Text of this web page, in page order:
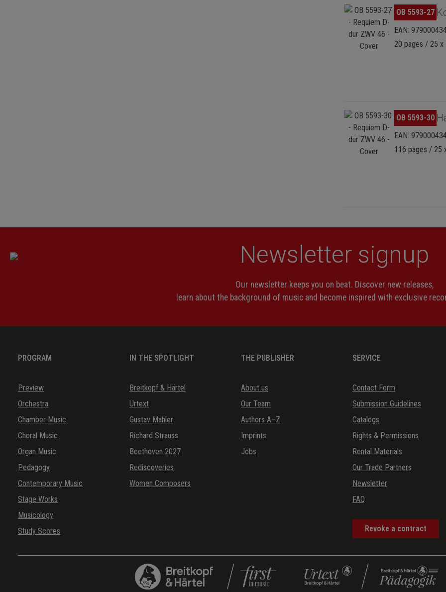
Skip image galleryOB 5593-27
EAN:
20 pages / 25
Skip image galleryOB 5593-30
EAN:
116 pages / 25
Newsletter signup
Our newsletter keeps you on beat. Discover new releases,
learn about the background of music and become inspired with exclusive
PROGRAM
Preview
Orchestra
Chamber Music
Choral Music
Organ Music
Pedagogy
Contemporary Music
Stage Works
Musicology
Study Scores
IN THE SPOTLIGHT
Breitkopf & Härtel
Urtext
Gustav Mahler
Richard Strauss
Beethoven 2027
Rediscoveries
Women Composers
THE PUBLISHER
About us
Our Team
Authors A–Z
Imprints
Jobs
SERVICE
Contact Form
Submission Guidelines
Catalogs
Rights & Permissions
Rental Materials
Our Trade Partners
Newsletter
FAQ
Revoke a contract